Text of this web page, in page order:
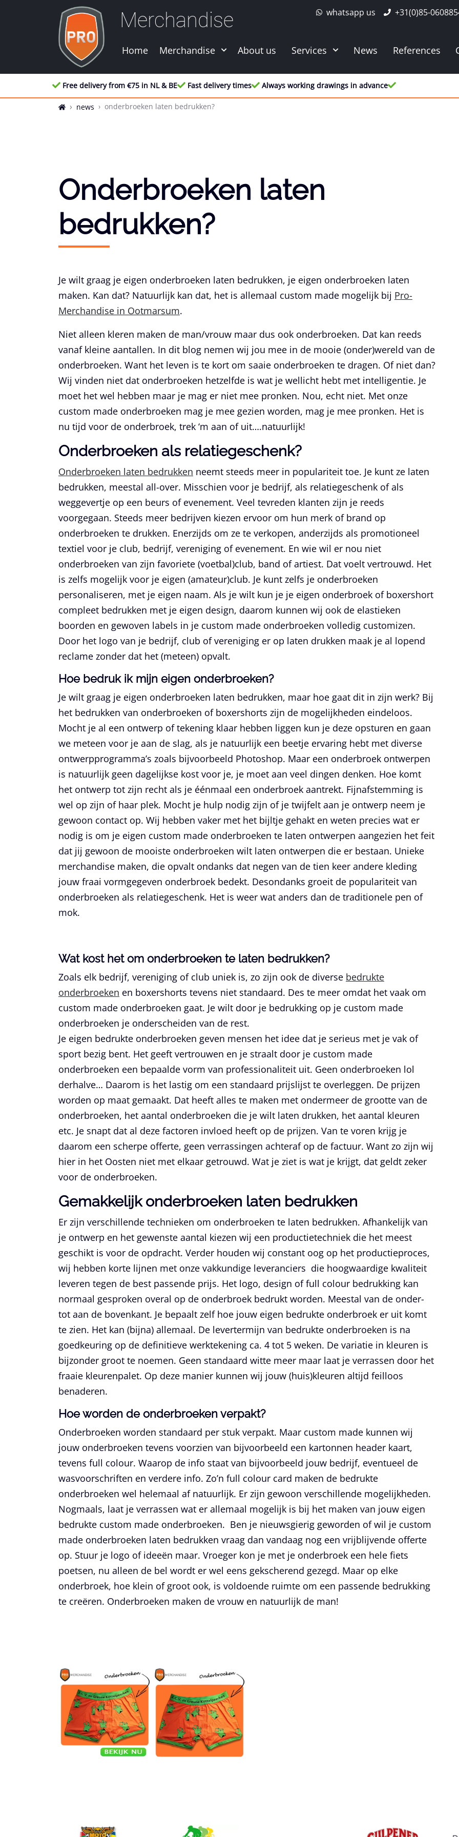
Merchandise whatsapp us +31(0)85-
Home Merchandise About us Services News References
Free delivery from €75 in NL & BE Fast delivery times Always working drawings in advance
news onderbroeken laten bedrukken?
Onderbroeken laten
bedrukken?
Je wilt graag je eigen onderbroeken laten bedrukken, je eigen onderbroeken laten
maken. Kan dat? Natuurlijk kan dat, het is allemaal custom made mogelijk bij Pro-
Merchandise in Ootmarsum.
Niet alleen kleren maken de man/vrouw maar dus ook onderbroeken. Dat kan reeds
vanaf kleine aantallen. In dit blog nemen wij jou mee in de mooie (onder)wereld van de
onderbroeken. Want het leven is te kort om saaie onderbroeken te dragen. Of niet dan?
Wij vinden niet dat onderbroeken hetzelfde is wat je wellicht hebt met intelligentie. Je
moet het wel hebben maar je mag er niet mee pronken. Nou, echt niet. Met onze
custom made onderbroeken mag je mee gezien worden, mag je mee pronken. Het is
nu tijd voor de onderbroek, trek ‘m aan of uit….natuurlijk!
Onderbroeken als relatiegeschenk?
Onderbroeken laten bedrukken neemt steeds meer in populariteit toe. Je kunt ze laten
bedrukken, meestal all-over. Misschien voor je bedrijf, als relatiegeschenk of als
weggevertje op een beurs of evenement. Veel tevreden klanten zijn je reeds
voorgegaan. Steeds meer bedrijven kiezen ervoor om hun merk of brand op
onderbroeken te drukken. Enerzijds om ze te verkopen, anderzijds als promotioneel
textiel voor je club, bedrijf, vereniging of evenement. En wie wil er nou niet
onderbroeken van zijn favoriete (voetbal)club, band of artiest. Dat voelt vertrouwd. Het
is zelfs mogelijk voor je eigen (amateur)club. Je kunt zelfs je onderbroeken
personaliseren, met je eigen naam. Als je wilt kun je je eigen onderbroek of boxershort
compleet bedrukken met je eigen design, daarom kunnen wij ook de elastieken
boorden en gewoven labels in je custom made onderbroeken volledig customizen.
Door het logo van je bedrijf, club of vereniging er op laten drukken maak je al lopend
reclame zonder dat het (meteen) opvalt.
Hoe bedruk ik mijn eigen onderbroeken?
Je wilt graag je eigen onderbroeken laten bedrukken, maar hoe gaat dit in zijn werk? Bij
het bedrukken van onderbroeken of boxershorts zijn de mogelijkheden eindeloos.
Mocht je al een ontwerp of tekening klaar hebben liggen kun je deze opsturen en gaan
we meteen voor je aan de slag, als je natuurlijk een beetje ervaring hebt met diverse
ontwerpprogramma’s zoals bijvoorbeeld Photoshop. Maar een onderbroek ontwerpen
is natuurlijk geen dagelijkse kost voor je, je moet aan veel dingen denken. Hoe komt
het ontwerp tot zijn recht als je éénmaal een onderbroek aantrekt. Fijnafstemming is
wel op zijn of haar plek. Mocht je hulp nodig zijn of je twijfelt aan je ontwerp neem je
gewoon contact op. Wij hebben vaker met het bijltje gehakt en weten precies wat er
nodig is om je eigen custom made onderbroeken te laten ontwerpen aangezien het feit
dat jij gewoon de mooiste onderbroeken wilt laten ontwerpen die er bestaan. Unieke
merchandise maken, die opvalt ondanks dat negen van de tien keer andere kleding
jouw fraai vormgegeven onderbroek bedekt. Desondanks groeit de populariteit van
onderbroeken als relatiegeschenk. Het is weer wat anders dan de traditionele pen of
mok.
Wat kost het om onderbroeken te laten bedrukken?
Zoals elk bedrijf, vereniging of club uniek is, zo zijn ook de diverse bedrukte
onderbroeken en boxershorts tevens niet standaard. Des te meer omdat het vaak om
custom made onderbroeken gaat. Je wilt door je bedrukking op je custom made
onderbroeken je onderscheiden van de rest.
Je eigen bedrukte onderbroeken geven mensen het idee dat je serieus met je vak of
sport bezig bent. Het geeft vertrouwen en je straalt door je custom made
onderbroeken een bepaalde vorm van professionaliteit uit. Geen onderbroeken lol
derhalve… Daarom is het lastig om een standaard prijslijst te overleggen. De prijzen
worden op maat gemaakt. Dat heeft alles te maken met ondermeer de grootte van de
onderbroeken, het aantal onderbroeken die je wilt laten drukken, het aantal kleuren
etc. Je snapt dat al deze factoren invloed heeft op de prijzen. Van te voren krijg je
daarom een scherpe offerte, geen verrassingen achteraf op de factuur. Want zo zijn wij
hier in het Oosten niet met elkaar getrouwd. Wat je ziet is wat je krijgt, dat geldt zeker
voor de onderbroeken.
Gemakkelijk onderbroeken laten bedrukken
Er zijn verschillende technieken om onderbroeken te laten bedrukken. Afhankelijk van
je ontwerp en het gewenste aantal kiezen wij een productietechniek die het meest
geschikt is voor de opdracht. Verder houden wij constant oog op het productieproces,
wij hebben korte lijnen met onze vakkundige leveranciers die hoogwaardige kwaliteit
leveren tegen de best passende prijs. Het logo, design of full colour bedrukking kan
normaal gesproken overal op de onderbroek bedrukt worden. Meestal van de onder-
tot aan de bovenkant. Je bepaalt zelf hoe jouw eigen bedrukte onderbroek er uit komt
te zien. Het kan (bijna) allemaal. De levertermijn van bedrukte onderbroeken is na
goedkeuring op de definitieve werktekening ca. 4 tot 5 weken. De variatie in kleuren is
bijzonder groot te noemen. Geen standaard witte meer maar laat je verrassen door het
fraaie kleurenpalet. Op deze manier kunnen wij jouw (huis)kleuren altijd feilloos
benaderen.
Hoe worden de onderbroeken verpakt?
Onderbroeken worden standaard per stuk verpakt. Maar custom made kunnen wij
jouw onderbroeken tevens voorzien van bijvoorbeeld een kartonnen header kaart,
tevens full colour. Waarop de info staat van bijvoorbeeld jouw bedrijf, eventueel de
wasvoorschriften en verdere info. Zo’n full colour card maken de bedrukte
onderbroeken wel helemaal af natuurlijk. Er zijn gewoon verschillende mogelijkheden.
Nogmaals, laat je verrassen wat er allemaal mogelijk is bij het maken van jouw eigen
bedrukte custom made onderbroeken. Ben je nieuwsgierig geworden of wil je custom
made onderbroeken laten bedrukken vraag dan vandaag nog een vrijblijvende offerte
op. Stuur je logo of ideeën maar. Vroeger kon je met je onderbroek een hele fiets
poetsen, nu alleen de bel wordt er wel eens gekscherend gezegd. Maar op elke
onderbroek, hoe klein of groot ook, is voldoende ruimte om een passende bedrukking
te creëren. Onderbroeken maken de vrouw en natuurlijk de man!